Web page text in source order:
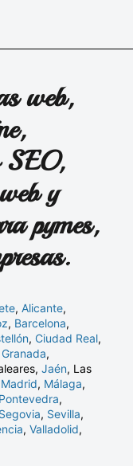
web,
SEO,
y
pymes,
, Alicante,
, Barcelona,
, Ciudad Real,
Granada,
Jaén, Las
Madrid, Málaga,
Pontevedra,
Segovia, Sevilla,
, Valladolid,